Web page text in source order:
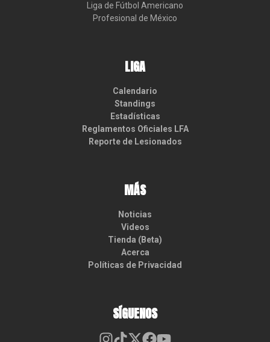
Liga de Fútbol Americano
Profesional de México
LIGA
Calendario
Standings
Estadísticas
Reglamentos Oficiales LFA
Reporte de Lesionados
MÁS
Noticias
Videos
Tienda (Beta)
Acerca
Políticas de Privacidad
SÍGUENOS